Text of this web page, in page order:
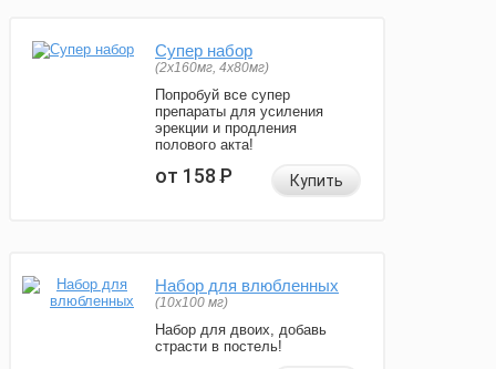
Супер набор
(2х160мг, 4х80мг)
Попробуй все супер
препараты для усиления
эрекции и продления
полового акта!
от 158Р Купить
Набор для влюбленных
(10х100 мг)
Набор для двоих, добавь
страсти в постель!